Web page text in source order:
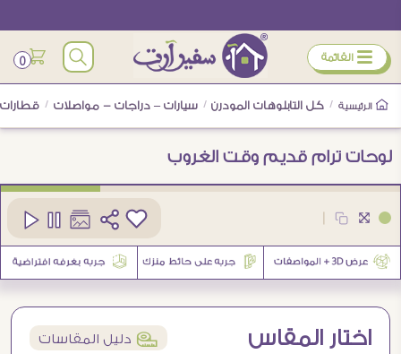
ÿ القائمة 0
الرئيسية / كل التابلوهات المودرن / سيارات – دراجات - مواصلات / قطارات
لوحات ترام قديم وقت الغروب
اختار المقاس í دليل المقاسات